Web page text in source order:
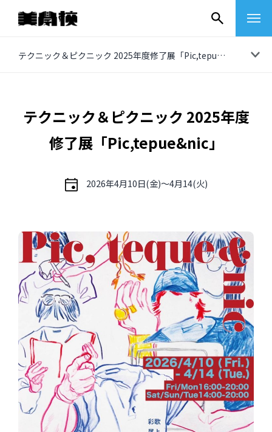
テクニック＆ピクニック 2025年度修了展「Pic,tepue&nic」
イベントレポート
インタビュー
受講生・修了生の活動
展覧会アーカイブ
座談会
講座レポート
連載・コラム
テクニック＆ピクニック 2025年度
修了展「Pic,tepue&nic」
2026年4月10日(金)〜4月14(火)